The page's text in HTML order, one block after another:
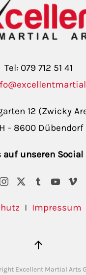
Tel: 079 712 51 41
12 (Zwicky
- 8600 Dübendorf
auf unseren Social
I Impressum
Excellent Martial Arts